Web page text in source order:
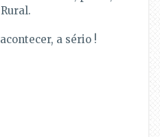
a sério !